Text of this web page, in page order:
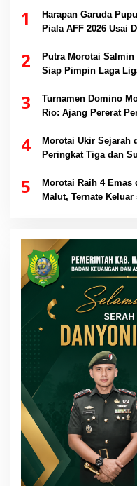
1
Harapan Garuda
Piala AFF 2026 Usai
2
Putra Morotai
Siap Pimpin Laga
3
Turnamen Domino
Rio: Ajang Pererat
4
Morotai Ukir Sejarah
Peringkat Tiga dan
5
Morotai Raih 4 Emas
Malut, Ternate